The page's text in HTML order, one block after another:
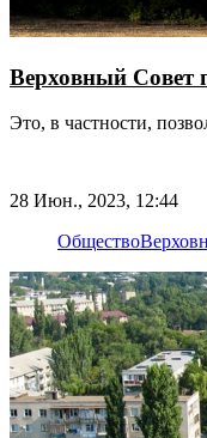
Верховный Совет
Это, в частности,
28 Июн., 2023, 12:44
Общество